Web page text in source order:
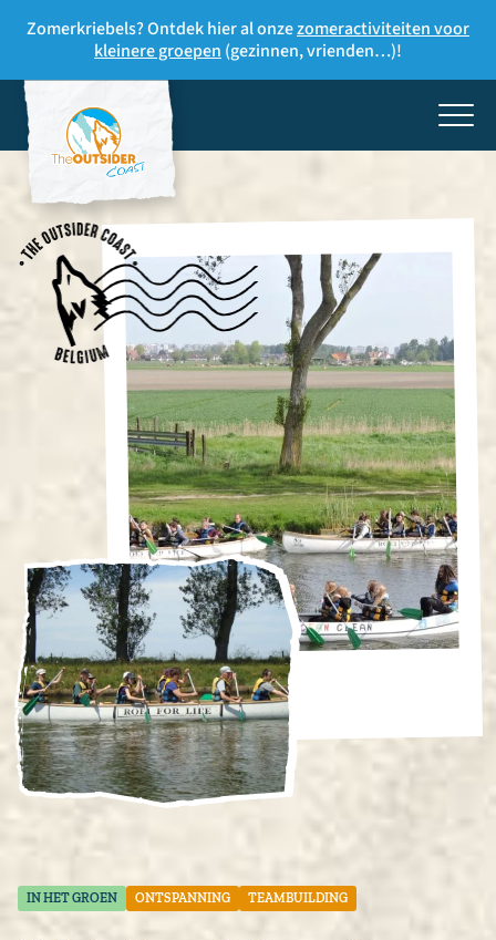
Zomerkriebels? Ontdek hier al onzezomeractiviteiten voor
kleinere groepen (gezinnen, vrienden…)!
IN HET GROEN ONTSPANNING TEAMBUILDING